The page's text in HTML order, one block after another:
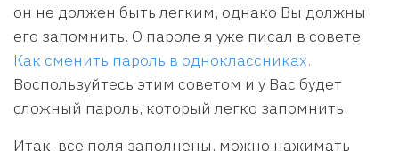
он не должен быть легким, однако Вы должны
его запомнить. О пароле я уже писал в совете
Как сменить пароль в одноклассниках.
Воспользуйтесь этим советом и у Вас будет
сложный пароль, который легко запомнить.
Итак, все поля заполнены, можно нажимать